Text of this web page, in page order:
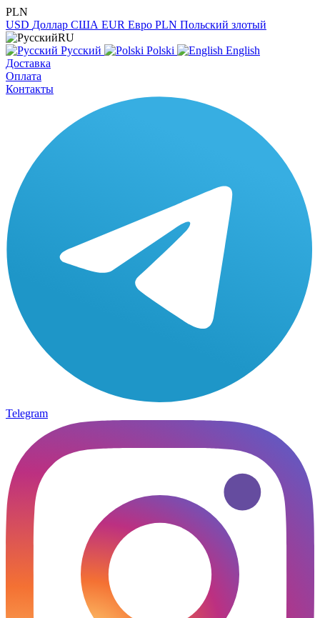
PLN
USD Доллар США EUR Евро PLN Польский злотый
RU
Русский
Polski
English
Доставка
Оплата
Контакты
Telegram